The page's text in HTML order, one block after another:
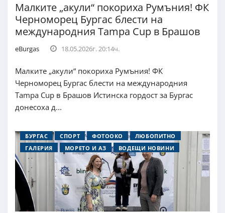
Малките „акули“ покориха Румъния! ФК
Черноморец Бургас блести на
международния Tampa Cup в Брашов
eBurgas 18.05.2026г. 20:14ч.
Малките „акули“ покориха Румъния! ФК
Черноморец Бургас блести на международния
Tampa Cup в Брашов Истинска гордост за Бургас
донесоха д...
БУРГАС СПОРТ ФОТООКО
ЛЮБОПИТНО
ГАЛЕРИЯ
МОРЕТО И АЗ ВОДЕЩИ НОВИНИ